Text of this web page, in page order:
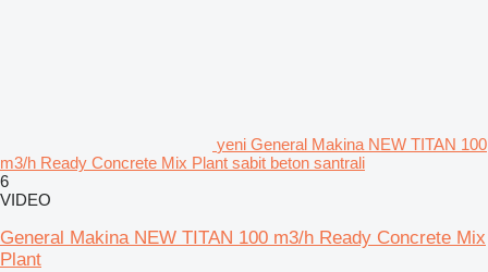
yeni General Makina NEW TITAN 100
m3/h Ready Concrete Mix Plant sabit beton santrali
6
VIDEO
General Makina NEW TITAN 100 m3/h Ready Concrete Mix
Plant